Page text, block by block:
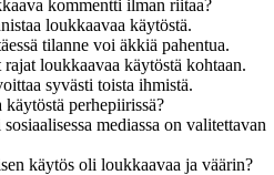
kommentti ilman riitaa?
loukkaavaa käytöstä.
tilanne voi äkkiä pahentua.
rajat loukkaavaa käytöstä kohtaan.
syvästi toista ihmistä.
perhepiirissä?
mediassa on valitettavan
käytös oli loukkaavaa ja väärin?